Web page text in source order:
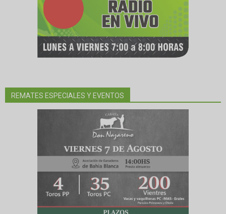
REMATES ESPECIALES Y EVENTOS